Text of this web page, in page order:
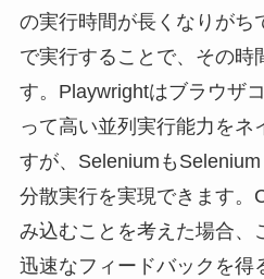
の実行時間が長くなりがち
で実行することで、その時
す。Playwrightはブラウザ
って高い並列実行能力をネ
すが、Seleniumも
分散実行を実現できます。
み込むことを考えた場合、
迅速なフィードバックを得